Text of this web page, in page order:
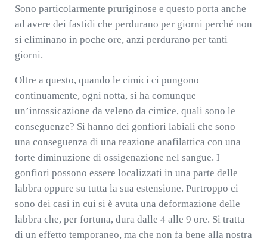
Sono particolarmente pruriginose e questo porta anche
ad avere dei fastidi che perdurano per giorni perché non
si eliminano in poche ore, anzi perdurano per tanti
giorni.
Oltre a questo, quando le cimici ci pungono
continuamente, ogni notta, si ha comunque
un’intossicazione da veleno da cimice, quali sono le
conseguenze? Si hanno dei gonfiori labiali che sono
una conseguenza di una reazione anafilattica con una
forte diminuzione di ossigenazione nel sangue. I
gonfiori possono essere localizzati in una parte delle
labbra oppure su tutta la sua estensione. Purtroppo ci
sono dei casi in cui si è avuta una deformazione delle
labbra che, per fortuna, dura dalle 4 alle 9 ore. Si tratta
di un effetto temporaneo, ma che non fa bene alla nostra